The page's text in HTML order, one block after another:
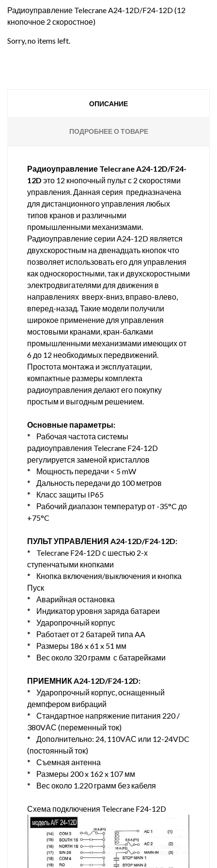
Радиоуправление Telecrane A24-12D/F24-12D (12
кнопочное 2 скоростное)
Sorry, no items left.
ОПИСАНИЕ
ПОДРОБНЕЕ О ТОВАРЕ
Радиоуправление Telecrane A24-12D/F24-
12D это 12 кнопочный пульт с 2 скоростями
управления. Данная серия предназначена
для дистанционного управления любых
типов кранов и различными
промышленными механизмами.
Радиоуправление серии А24-12D является
двухскоростным на двенадцать кнопок что
позволяет использовать его для управления
как односкоростными, так и двухскоростными
электродвигателями для движения в
направлениях вверх-вниз, вправо-влево,
вперед-назад. Такие модели получили
широкое применение для управления
мостовыми кранами, кран-балками
промышленными механизмами имеющих от
6 до 12 необходимых передвижений.
Простота монтажа и эксплуатации,
компактные размеры комплекта
радиоуправления делают его покупку
простым и выгодным решением.
Основные параметры:
* Рабочая частота системы
радиоуправления Telecrane F24-12D
регулируется заменой кристаллов
* Мощность передачи < 5 mW
* Дальность передачи до 100 метров
* Класс защиты IP65
* Рабочий диапазон температур от -35°C до
+75°C
ПУЛЬТ УПРАВЛЕНИЯ A24-12D/F24-12D:
* Telecrane F24-12D с шестью 2-х
ступенчатыми кнопками
* Кнопка включения/выключения и кнопка
Пуск
* Аварийная остановка
* Индикатор уровня заряда батареи
* Ударопрочный корпус
* Работает от 2 батарей типа AA
* Размеры 186 x 61 x 51 мм
* Вес около 320 грамм с батарейками
ПРИЕМНИК A24-12D/F24-12D:
* Ударопрочный корпус, оснащенный
демпфером вибраций
* Стандартное напряжение питания 220 /
380VАС (переменный ток)
* Дополнительно: 24, 110VАС или 12-24VDC
(постоянный ток)
* Съемная антенна
* Размеры 200 x 162 x 107 мм
* Вес около 1.220 грамм без кабеля
Схема подключения Telecrane F24-12D